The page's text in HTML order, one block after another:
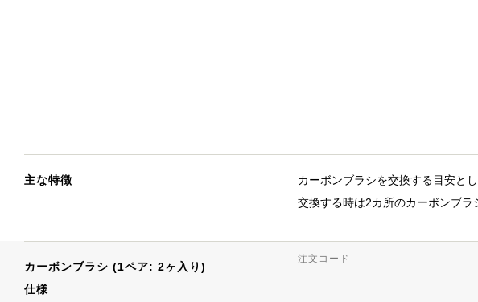
主な特徴
カーボンブラシを交換する目安と
交換する時は2カ所のカーボンブラ
カーボンブラシ (1ペア: 2ヶ入り)
仕様
注文コード